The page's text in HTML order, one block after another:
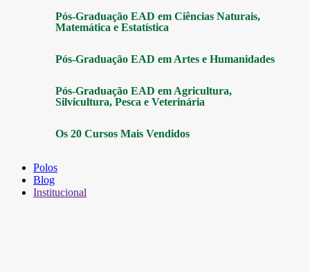
Pós-Graduação EAD em Ciências Naturais,
Matemática e Estatística
Pós-Graduação EAD em Artes e Humanidades
Pós-Graduação EAD em Agricultura,
Silvicultura, Pesca e Veterinária
Os 20 Cursos Mais Vendidos
Polos
Blog
Institucional